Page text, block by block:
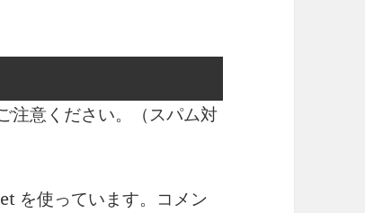
注意ください。（スパム対
を使っています。
コメン